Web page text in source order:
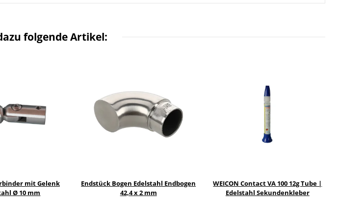
folgende Artikel:
mit Gelenk
Ø 10 mm
Endstück Bogen Edelstahl Endbogen
42,4 x 2 mm
WEICON Contact VA 100 12g Tube |
Edelstahl Sekundenkleber